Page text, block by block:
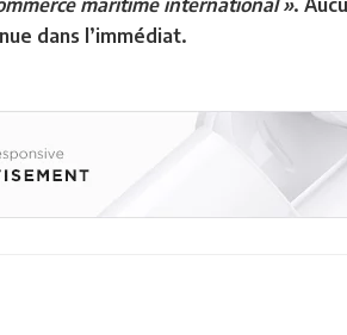
dans l’immédiat.